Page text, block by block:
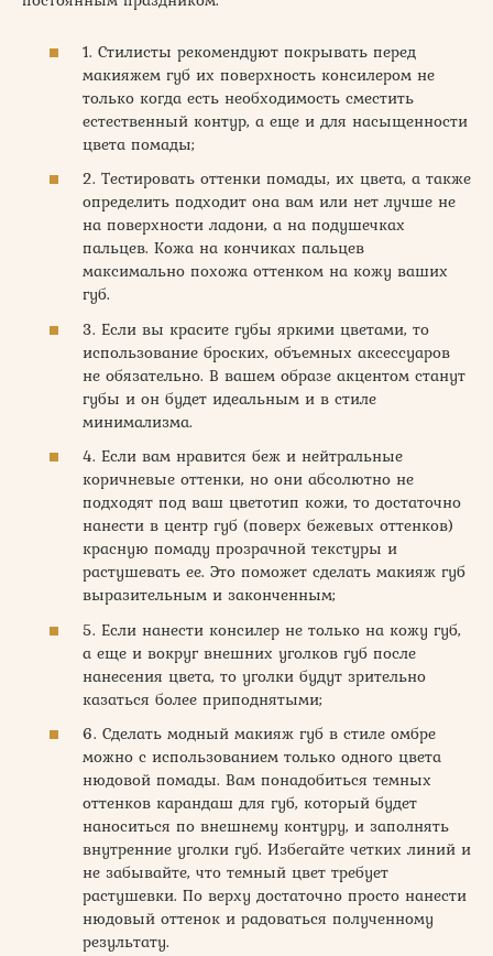
1. Стилисты рекомендуют покрывать перед
макияжем губ их поверхность консилером не
только когда есть необходимость сместить
естественный контур, а еще и для насыщенности
цвета помады;
2. Тестировать оттенки помады, их цвета, а также
определить подходит она вам или нет лучше не
на поверхности ладони, а на подушечках
пальцев. Кожа на кончиках пальцев
максимально похожа оттенком на кожу ваших
губ.
3. Если вы красите губы яркими цветами, то
использование броских, объемных аксессуаров
не обязательно. В вашем образе акцентом станут
губы и он будет идеальным и в стиле
минимализма.
4. Если вам нравится беж и нейтральные
коричневые оттенки, но они абсолютно не
подходят под ваш цветотип кожи, то достаточно
нанести в центр губ (поверх бежевых оттенков)
красную помаду прозрачной текстуры и
растушевать ее. Это поможет сделать макияж губ
выразительным и законченным;
5. Если нанести консилер не только на кожу губ,
а еще и вокруг внешних уголков губ после
нанесения цвета, то уголки будут зрительно
казаться более приподнятыми;
6. Сделать модный макияж губ в стиле омбре
можно с использованием только одного цвета
нюдовой помады. Вам понадобиться темных
оттенков карандаш для губ, который будет
наноситься по внешнему контуру, и заполнять
внутренние уголки губ. Избегайте четких линий и
не забывайте, что темный цвет требует
растушевки. По верху достаточно просто нанести
нюдовый оттенок и радоваться полученному
результату.